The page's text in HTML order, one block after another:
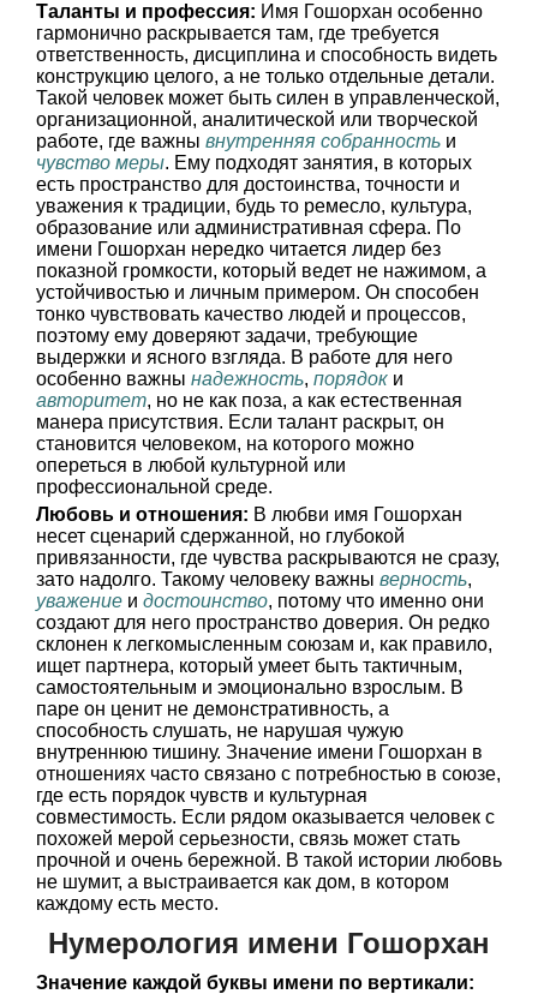
Таланты и профессия: Имя Гошорхан особенно
гармонично раскрывается там, где требуется
ответственность, дисциплина и способность видеть
конструкцию целого, а не только отдельные детали.
Такой человек может быть силен в управленческой,
организационной, аналитической или творческой
работе, где важны внутренняя собранность и
чувство меры. Ему подходят занятия, в которых
есть пространство для достоинства, точности и
уважения к традиции, будь то ремесло, культура,
образование или административная сфера. По
имени Гошорхан нередко читается лидер без
показной громкости, который ведет не нажимом, а
устойчивостью и личным примером. Он способен
тонко чувствовать качество людей и процессов,
поэтому ему доверяют задачи, требующие
выдержки и ясного взгляда. В работе для него
особенно важны надежность, порядок и
авторитет, но не как поза, а как естественная
манера присутствия. Если талант раскрыт, он
становится человеком, на которого можно
опереться в любой культурной или
профессиональной среде.
Любовь и отношения: В любви имя Гошорхан
несет сценарий сдержанной, но глубокой
привязанности, где чувства раскрываются не сразу,
зато надолго. Такому человеку важны верность,
уважение и достоинство, потому что именно они
создают для него пространство доверия. Он редко
склонен к легкомысленным союзам и, как правило,
ищет партнера, который умеет быть тактичным,
самостоятельным и эмоционально взрослым. В
паре он ценит не демонстративность, а
способность слушать, не нарушая чужую
внутреннюю тишину. Значение имени Гошорхан в
отношениях часто связано с потребностью в союзе,
где есть порядок чувств и культурная
совместимость. Если рядом оказывается человек с
похожей мерой серьезности, связь может стать
прочной и очень бережной. В такой истории любовь
не шумит, а выстраивается как дом, в котором
каждому есть место.
Нумерология имени Гошорхан
Значение каждой буквы имени по вертикали: